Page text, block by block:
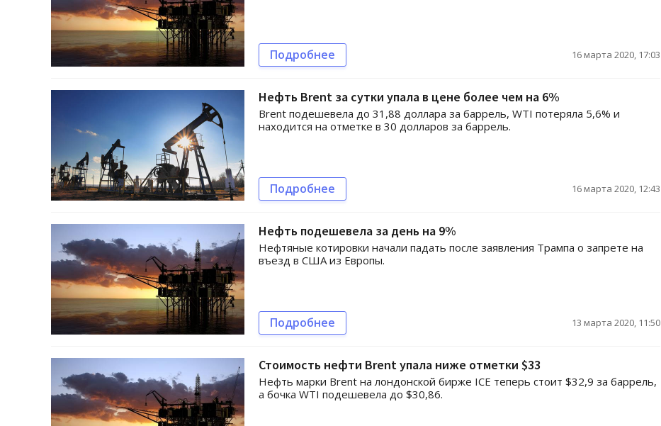
Подробнее 16 марта 2020, 17:03
Нефть Brent за сутки упала в цене более чем на 6%
Brent подешевела до 31,88 доллара за баррель, WTI потеряла 5,6% и
находится на отметке в 30 долларов за баррель.
Подробнее 16 марта 2020, 12:43
Нефть подешевела за день на 9%
Нефтяные котировки начали падать после заявления Трампа о запрете на
въезд в США из Европы.
Подробнее 13 марта 2020, 11:50
Стоимость нефти Brent упала ниже отметки $33
Нефть марки Brent на лондонской бирже ICE теперь стоит $32,9 за баррель,
а бочка WTI подешевела до $30,86.